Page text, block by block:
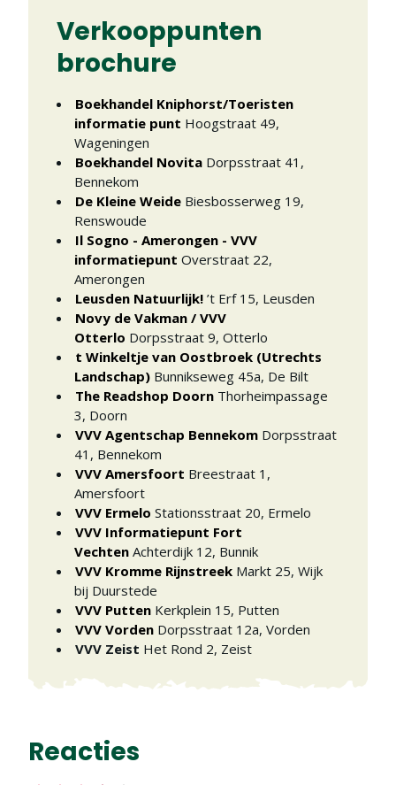
Verkooppunten
brochure
Boekhandel Kniphorst/Toeristen
informatie punt Hoogstraat 49,
Wageningen
Boekhandel Novita Dorpsstraat 41 ,
Bennekom
De Kleine Weide Biesbosserweg 19,
Renswoude
Il Sogno - Amerongen - VVV
informatiepunt Overstraat 22,
Amerongen
Leusden Natuurlijk! ’t Erf 15, Leusden
Novy de Vakman / VVV
Otterlo Dorpsstraat 9, Otterlo
t Winkeltje van Oostbroek (Utrechts
Landschap) Bunnikseweg 45a, De Bilt
The Readshop Doorn Thorheimpassage
3, Doorn
VVV Agentschap Bennekom Dorpsstraat
41 , Bennekom
VVV Amersfoort Breestraat 1 ,
Amersfoort
VVV Ermelo Stationsstraat 20, Ermelo
VVV Informatiepunt Fort
Vechten Achterdijk 12, Bunnik
VVV Kromme Rijnstreek Markt 25, Wijk
bij Duurstede
VVV Putten Kerkplein 15, Putten
VVV Vorden Dorpsstraat 12a, Vorden
VVV Zeist Het Rond 2, Zeist
Reacties